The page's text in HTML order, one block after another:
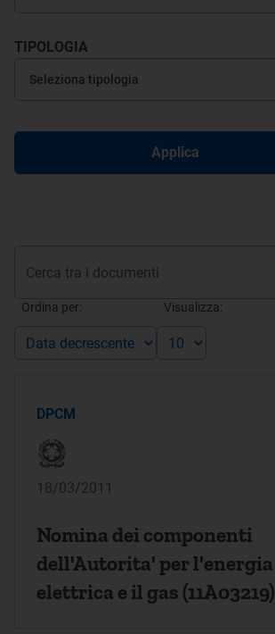
TIPOLOGIA
Applica
Ordina per: Visualizza:
DPCM
18/03/2011
Nomina dei componenti
dell'Autorita' per l'energia
elettrica e il gas (11A03219)